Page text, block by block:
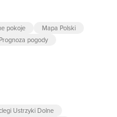
pokoje
Mapa Polski
Prognoza pogody
Ustrzyki Dolne